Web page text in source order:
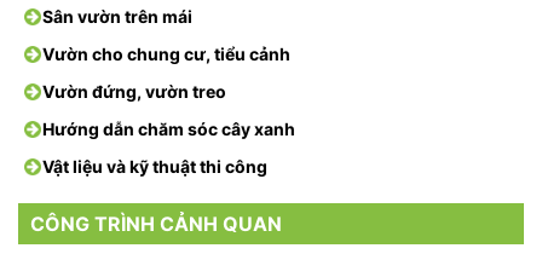
Sân vườn trên mái
Vườn cho chung cư, tiểu cảnh
Vườn đứng, vườn treo
Hướng dẫn chăm sóc cây xanh
Vật liệu và kỹ thuật thi công
CÔNG TRÌNH CẢNH QUAN